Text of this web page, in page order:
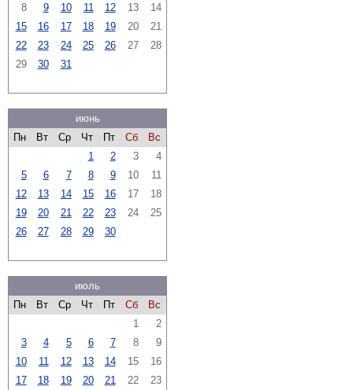
8
9 10 11 12 13
14
15
16 17 18 19 20
21
22
23 24 25 26 27
28
29
30 31
июнь
Пн
Вт Ср Чт Пт Сб
Вс
1
2 3
4
5
6 7 8 9 10
11
12
13 14 15 16 17
18
19
20 21 22 23 24
25
26
27 28 29 30
июль
Пн
Вт Ср Чт Пт Сб
Вс
1
2
3
4 5 6 7 8
9
10
11 12 13 14 15
16
17
18 19 20 21 22
23